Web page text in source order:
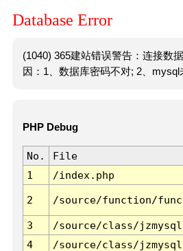
Database Error
(1040) 365建站错误警告：连接数
因：1、数据库密码不对; 2、mysql
PHP Debug
No. File
1
/index.php
2 /source/function/
3 /source/class/
4
/source/class/